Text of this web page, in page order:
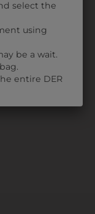
select the
using
be a wait.
entire DER